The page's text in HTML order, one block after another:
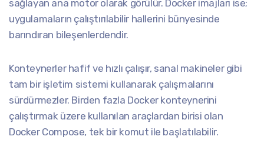
sağlayan ana motor olarak görülür. Docker imajları ise;
uygulamaların çalıştırılabilir hallerini bünyesinde
barındıran bileşenlerdendir.
Konteynerler hafif ve hızlı çalışır, sanal makineler gibi
tam bir işletim sistemi kullanarak çalışmalarını
sürdürmezler. Birden fazla Docker konteynerini
çalıştırmak üzere kullanılan araçlardan birisi olan
Docker Compose, tek bir komut ile başlatılabilir.